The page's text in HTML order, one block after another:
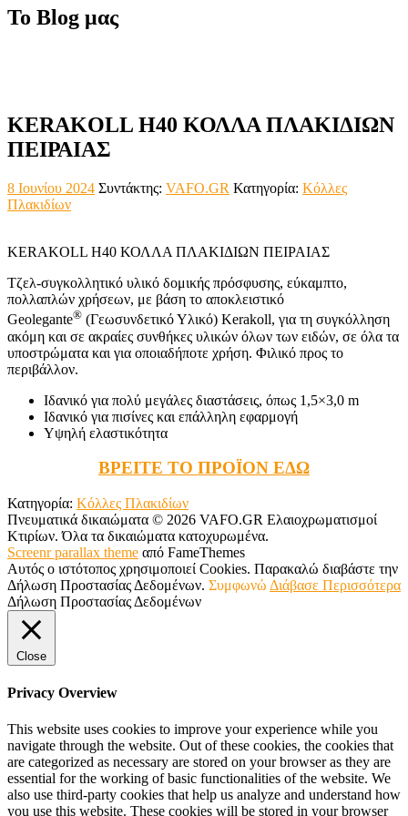
Το Blog μας
KERAKOLL Η40 ΚΟΛΛΑ ΠΛΑΚΙΔΙΩΝ
ΠΕΙΡΑΙΑΣ
8 Ιουνίου 2024 Συντάκτης: VAFO.GR Κατηγορία: Κόλλες
Πλακιδίων
KERAKOLL Η40 ΚΟΛΛΑ ΠΛΑΚΙΔΙΩΝ ΠΕΙΡΑΙΑΣ
Τζελ‑συγκολλητικό υλικό δομικής πρόσφυσης, εύκαμπτο,
πολλαπλών χρήσεων, με βάση το αποκλειστικό
Geolegante® (Γεωσυνδετικό Υλικό) Kerakoll, για τη συγκόλληση
ακόμη και σε ακραίες συνθήκες υλικών όλων των ειδών, σε όλα τα
υποστρώματα και για οποιαδήποτε χρήση. Φιλικό προς το
περιβάλλον.
Ιδανικό για πολύ μεγάλες διαστάσεις, όπως 1,5×3,0 m
Ιδανικό για πισίνες και επάλληλη εφαρμογή
Υψηλή ελαστικότητα
ΒΡΕΙΤΕ ΤΟ ΠΡΟΪΟΝ ΕΔΩ
Κατηγορία: Κόλλες Πλακιδίων
Πνευματικά δικαιώματα © 2026 VAFO.GR Ελαιοχρωματισμοί
Κτιρίων. Όλα τα δικαιώματα κατοχυρωμένα.
Screenr parallax theme από FameThemes
Αυτός ο ιστότοπος χρησιμοποιεί Cookies. Παρακαλώ διαβάστε την
Δήλωση Προστασίας Δεδομένων. Συμφωνώ Διάβασε Περισσότερα
Δήλωση Προστασίας Δεδομένων
Close
Privacy Overview
This website uses cookies to improve your experience while you
navigate through the website. Out of these cookies, the cookies that
are categorized as necessary are stored on your browser as they are
essential for the working of basic functionalities of the website. We
also use third-party cookies that help us analyze and understand how
you use this website. These cookies will be stored in your browser